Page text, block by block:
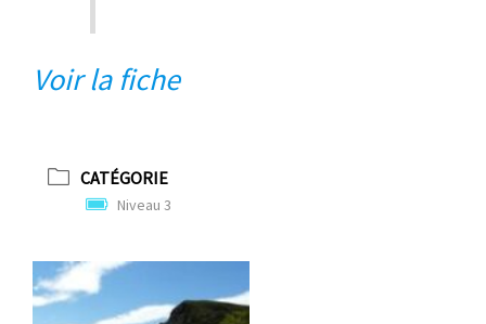
Voir la fiche
CATÉGORIE
Niveau 3